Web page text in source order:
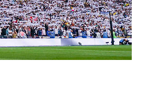
GLADE FOND
LOKALE AVDELINGER